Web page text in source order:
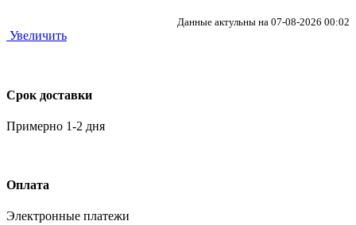
Данные актульны на 07-08-2026 00:02
Увеличить
Срок доставки
Примерно 1-2 дня
Оплата
Электронные платежи